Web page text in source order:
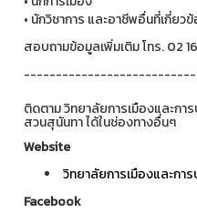
• นักวิชาการ และอาชีพอื่นที่เกี่ยว
สอบถามข้อมูลเพิ่มเติม โทร. 02
ติดตาม วิทยาลัยการเมืองและก
สวนสุนันทา ได้ในช่องทางอื่นๆ
Website
วิทยาลัยการเมืองและกา
Facebook